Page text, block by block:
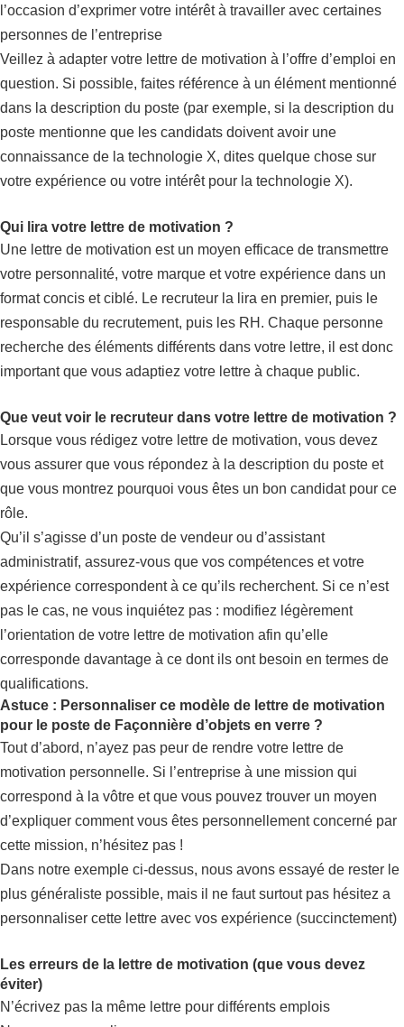
l’occasion d’exprimer votre intérêt à travailler avec certaines
personnes de l’entreprise
Veillez à adapter votre lettre de motivation à l’offre d’emploi en
question. Si possible, faites référence à un élément mentionné
dans la description du poste (par exemple, si la description du
poste mentionne que les candidats doivent avoir une
connaissance de la technologie X, dites quelque chose sur
votre expérience ou votre intérêt pour la technologie X).
Qui lira votre lettre de motivation ?
Une lettre de motivation est un moyen efficace de transmettre
votre personnalité, votre marque et votre expérience dans un
format concis et ciblé. Le recruteur la lira en premier, puis le
responsable du recrutement, puis les RH. Chaque personne
recherche des éléments différents dans votre lettre, il est donc
important que vous adaptiez votre lettre à chaque public.
Que veut voir le recruteur dans votre lettre de motivation ?
Lorsque vous rédigez votre lettre de motivation, vous devez
vous assurer que vous répondez à la description du poste et
que vous montrez pourquoi vous êtes un bon candidat pour ce
rôle.
Qu’il s’agisse d’un poste de vendeur ou d’assistant
administratif, assurez-vous que vos compétences et votre
expérience correspondent à ce qu’ils recherchent. Si ce n’est
pas le cas, ne vous inquiétez pas : modifiez légèrement
l’orientation de votre lettre de motivation afin qu’elle
corresponde davantage à ce dont ils ont besoin en termes de
qualifications.
Astuce : Personnaliser ce modèle de lettre de motivation
pour le poste de Façonnière d’objets en verre ?
Tout d’abord, n’ayez pas peur de rendre votre lettre de
motivation personnelle. Si l’entreprise à une mission qui
correspond à la vôtre et que vous pouvez trouver un moyen
d’expliquer comment vous êtes personnellement concerné par
cette mission, n’hésitez pas !
Dans notre exemple ci-dessus, nous avons essayé de rester le
plus généraliste possible, mais il ne faut surtout pas hésitez a
personnaliser cette lettre avec vos expérience (succinctement)
Les erreurs de la lettre de motivation (que vous devez
éviter)
N’écrivez pas la même lettre pour différents emplois